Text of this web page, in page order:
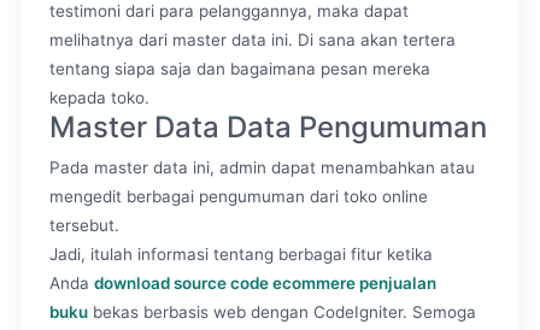
testimoni dari para pelanggannya, maka dapat
melihatnya dari master data ini. Di sana akan tertera
tentang siapa saja dan bagaimana pesan mereka
kepada toko.
Master Data Data Pengumuman
Pada master data ini, admin dapat menambahkan atau
mengedit berbagai pengumuman dari toko online
tersebut.
Jadi, itulah informasi tentang berbagai fitur ketika
Anda download source code ecommere penjualan
buku bekas berbasis web dengan CodeIgniter. Semoga